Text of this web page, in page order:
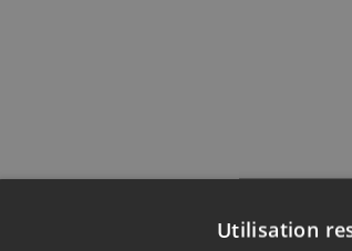
Utilisation